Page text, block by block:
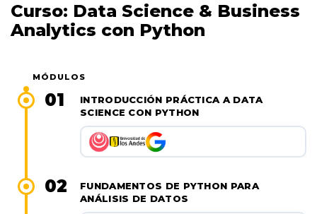
Curso: Data Science & Business
Analytics con Python
MÓDULOS
INTRODUCCIÓN PRÁCTICA A DATA
SCIENCE CON PYTHON
01
FUNDAMENTOS DE PYTHON PARA
ANÁLISIS DE DATOS
02